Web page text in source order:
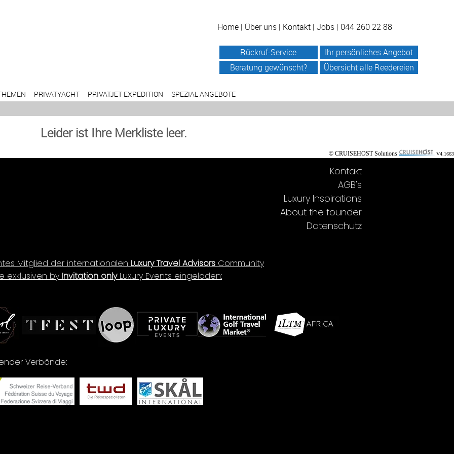
PRIVATYACHT PRIVATJET EXPEDITION SPEZIAL ANGEBOTE
Home| Über uns| Kontakt| Jobs| 044 260 22 88
Rückruf-Service
Ihr persönliches Angebot
Beratung gewünscht?
Übersicht alle Reedereien
Leider ist Ihre Merkliste leer.
© CRUISEHOST Solutions V4.1663
Kontakt
AGB's
Luxury Inspirations
About the founder
Datenschutz
Mitglied der internationalen Luxury Travel Advisors Community
exklusiven by Invitation onlyLuxury Events eingeladen:
Verbände: